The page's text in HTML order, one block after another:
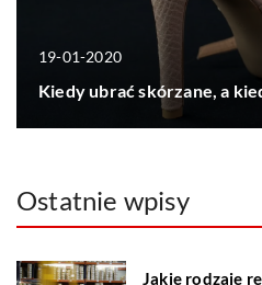
19-01-2020
Kiedy ubrać skórzane, a
Ostatnie wpisy
Jakie rodzaje